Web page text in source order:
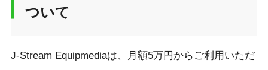
ついて
J-Stream Equipmediaは、月額5万円からご利用いただ